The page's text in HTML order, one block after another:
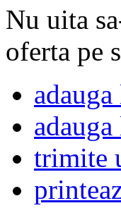
Nu uita
oferta pe
trimite